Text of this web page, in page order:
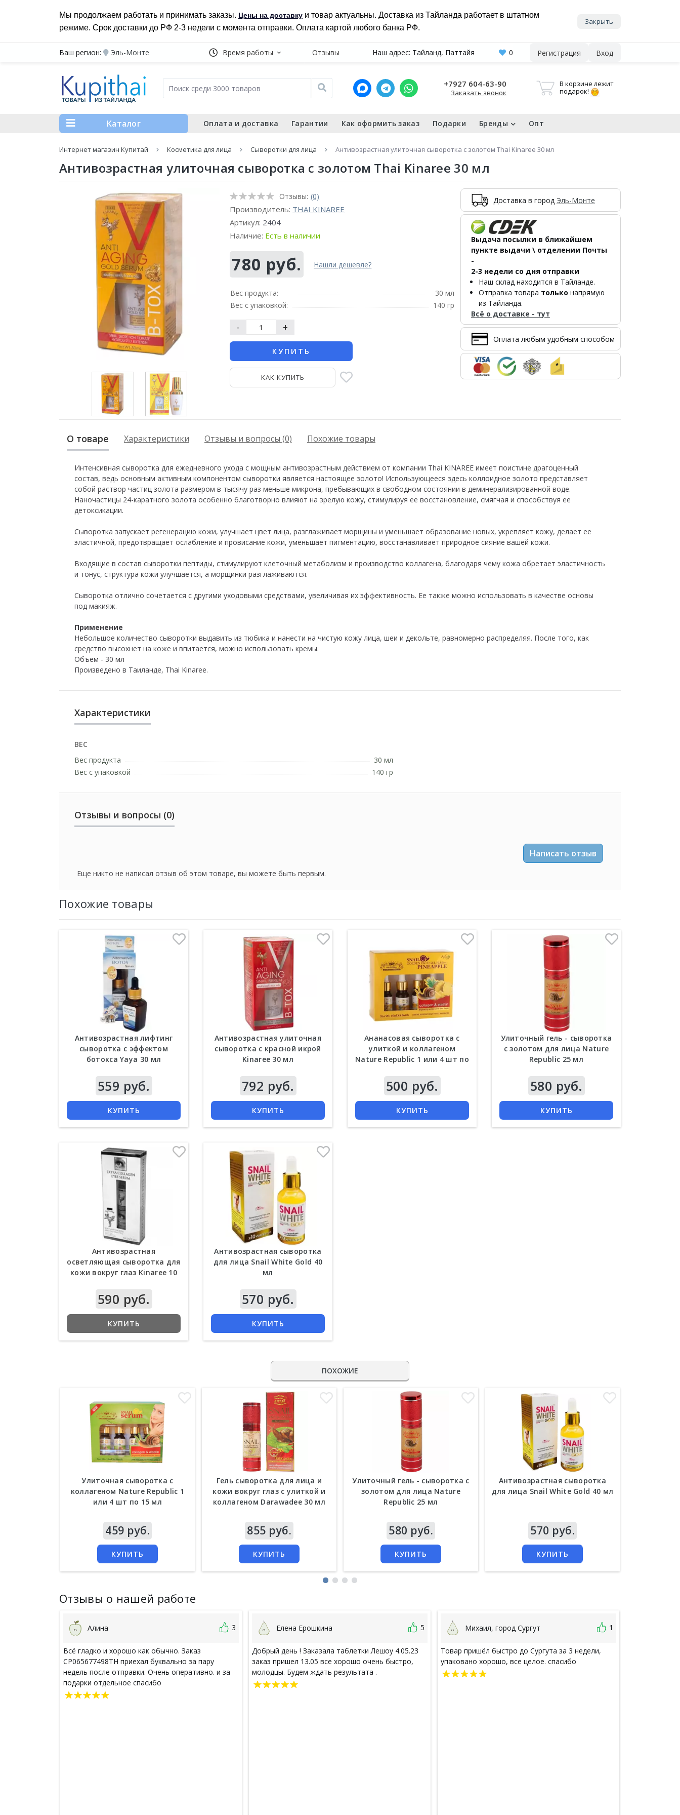
Мы продолжаем работать и принимать заказы. Цены на доставку и товар актуальны. Доставка из Тайланда работает в штатном
режиме. Срок доставки до РФ 2-3 недели с момента отправки. Оплата картой любого банка РФ.
Закрыть
Ваш регион: Эль-Монте Время работы Отзывы Наш адрес: Тайланд, Паттайя 0 Регистрация Вход
+7927 604-63-90
Заказать звонок
В корзине лежит
подарок!
Каталог Оплата и доставка Гарантии Как оформить заказ Подарки Бренды Опт
Интернет магазин Купитай Косметика для лица Сыворотки для лица Антивозрастная улиточная сыворотка с золотом Thai Kinaree 30 мл
Антивозрастная улиточная сыворотка с золотом Thai Kinaree 30 мл
Отзывы: (0)
Производитель: THAI KINAREE
Артикул: 2404
Наличие: Есть в наличии
780 руб. Нашли дешевле?
Вес продукта:
30 мл
Вес с упаковкой:
140 гр
- +
КУПИТЬ
КАК КУПИТЬ
Доставка в город Эль-Монте
Выдача посылки в ближайшем
пункте выдачи \ отделении Почты
-
2-3 недели со дня отправки
Наш склад находится в Тайланде.
Отправка товара только напрямую
из Тайланда.
Всё о доставке - тут
Оплата любым удобным способом
О товаре Характеристики Отзывы и вопросы (0) Похожие товары
Интенсивная сыворотка для ежедневного ухода с мощным антивозрастным действием от компании Thai KINAREE имеет поистине драгоценный
состав, ведь основным активным компонентом сыворотки является настоящее золото! Использующееся здесь коллоидное золото представляет
собой раствор частиц золота размером в тысячу раз меньше микрона, пребывающих в свободном состоянии в деминерализированной воде.
Наночастицы 24-каратного золота особенно благотворно влияют на зрелую кожу, стимулируя ее восстановление, смягчая и способствуя ее
детоксикации.
Сыворотка запускает регенерацию кожи, улучшает цвет лица, разглаживает морщины и уменьшает образование новых, укрепляет кожу, делает ее
эластичной, предотвращает ослабление и провисание кожи, уменьшает пигментацию, восстанавливает природное сияние вашей кожи.
Входящие в состав сыворотки пептиды, стимулируют клеточный метаболизм и производство коллагена, благодаря чему кожа обретает эластичность
и тонус, структура кожи улучшается, а морщинки разглаживаются.
Сыворотка отлично сочетается с другими уходовыми средствами, увеличивая их эффективность. Ее также можно использовать в качестве основы
под макияж.
Применение
Небольшое количество сыворотки выдавить из тюбика и нанести на чистую кожу лица, шеи и декольте, равномерно распределяя. После того, как
средство высохнет на коже и впитается, можно использовать кремы.
Объем - 30 мл
Произведено в Таиланде, Thai Kinaree.
Характеристики
ВЕС
Вес продукта
30 мл
Вес с упаковкой
140 гр
Отзывы и вопросы (0)
Написать отзыв
Еще никто не написал отзыв об этом товаре, вы можете быть первым.
Похожие товары
Антивозрастная лифтинг
сыворотка с эффектом
ботокса Yaya 30 мл
559 руб.
КУПИТЬ
Антивозрастная улиточная
сыворотка с красной икрой
Kinaree 30 мл
792 руб.
КУПИТЬ
Ананасовая сыворотка с
улиткой и коллагеном
Nature Republic 1 или 4 шт по
500 руб.
КУПИТЬ
Улиточный гель - сыворотка
с золотом для лица Nature
Republic 25 мл
580 руб.
КУПИТЬ
Антивозрастная
осветляющая сыворотка для
кожи вокруг глаз Kinaree 10
590 руб.
КУПИТЬ
Антивозрастная сыворотка
для лица Snail White Gold 40
мл
570 руб.
КУПИТЬ
ПОХОЖИЕ
Улиточная сыворотка с
коллагеном Nature Republic 1
или 4 шт по 15 мл
459 руб.
КУПИТЬ
Гель сыворотка для лица и
кожи вокруг глаз с улиткой и
коллагеном Darawadee 30 мл
855 руб.
КУПИТЬ
Улиточный гель - сыворотка с
золотом для лица Nature
Republic 25 мл
580 руб.
КУПИТЬ
Антивозрастная сыворотка
для лица Snail White Gold 40 мл
570 руб.
КУПИТЬ
Отзывы о нашей работе
Алина 3
Всё гладко и хорошо как обычно. Заказ
CP065677498TH приехал буквально за пару
недель после отправки. Очень оперативно. и за
подарки отдельное спасибо
Елена Ерошкина 5
Добрый день ! Заказала таблетки Лешоу 4.05.23
заказ пришел 13.05 все хорошо очень быстро,
молодцы. Будем ждать результата .
Михаил, город Сургут 1
Товар пришёл быстро до Сургута за 3 недели,
упаковано хорошо, все целое. спасибо